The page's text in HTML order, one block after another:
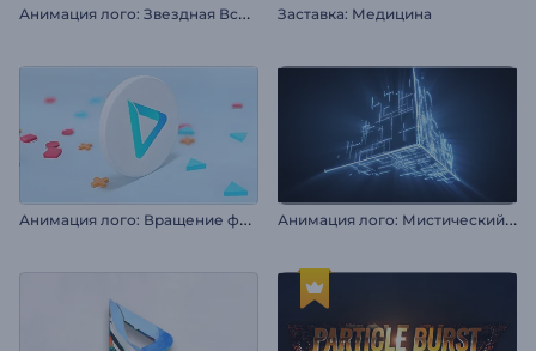
А
нимация лого: Звездная Вселенная Заставка: Медицина
А
нимация лого: Вращение фигур А
нимация лого: Мистический неоновый куб